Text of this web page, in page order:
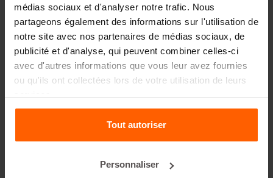
médias sociaux et d'analyser notre trafic. Nous
partageons également des informations sur l'utilisation de
notre site avec nos partenaires de médias sociaux, de
publicité et d'analyse, qui peuvent combiner celles-ci
avec d'autres informations que vous leur avez fournies
ou qu'ils ont collectées lors de votre utilisation de leurs
Tout autoriser
Personnaliser
Équipements de manutention
Accessoires
Pièces de rechange
FAQ